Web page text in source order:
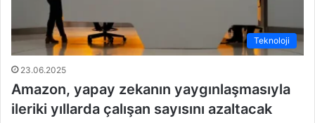
Teknoloji
23.06.2025
Amazon, yapay zekanın yaygınlaşmasıyla
ileriki yıllarda çalışan sayısını azaltacak